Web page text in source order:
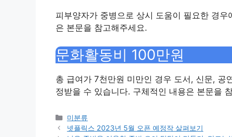
피부양자가 중병으로 상시 도움이 필요한 경
은 본문을 참고해주세요.
문화활동비 100만원
총 급여가 7천만원 미만인 경우 도서, 신문, 공
정받을 수 있습니다. 구체적인 내용은 본문을
Categories
미분류
넷플릭스 2023년 5월 오픈 예정작 살펴보기